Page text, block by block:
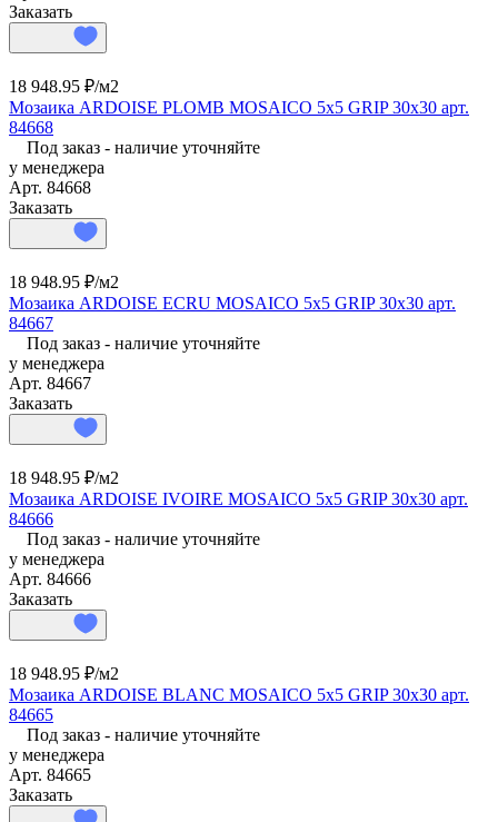
Заказать
18 948.95 ₽/м2
Мозаика ARDOISE PLOMB MOSAICO 5x5 GRIP 30x30 арт.
84668
Под заказ - наличие уточняйте
у менеджера
Арт. 84668
Заказать
18 948.95 ₽/м2
Мозаика ARDOISE ECRU MOSAICO 5x5 GRIP 30x30 арт.
84667
Под заказ - наличие уточняйте
у менеджера
Арт. 84667
Заказать
18 948.95 ₽/м2
Мозаика ARDOISE IVOIRE MOSAICO 5x5 GRIP 30x30 арт.
84666
Под заказ - наличие уточняйте
у менеджера
Арт. 84666
Заказать
18 948.95 ₽/м2
Мозаика ARDOISE BLANC MOSAICO 5x5 GRIP 30x30 арт.
84665
Под заказ - наличие уточняйте
у менеджера
Арт. 84665
Заказать